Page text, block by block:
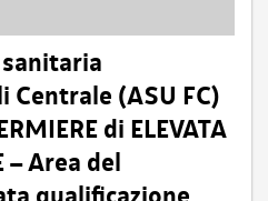
(ASU FC)
di ELEVATA
– Area del